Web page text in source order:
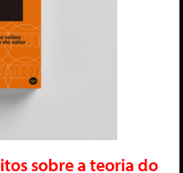
sobre a teoria do